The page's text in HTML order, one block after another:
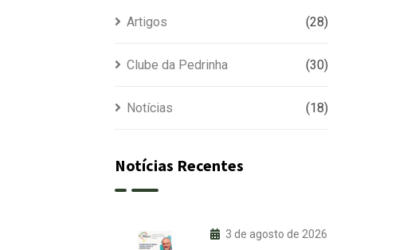
Artigos (28)
Clube da Pedrinha (30)
Notícias (18)
Notícias Recentes
3 de agosto de 2026